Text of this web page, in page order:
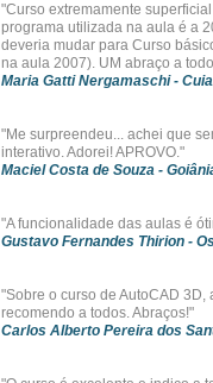
"Curso extremamente
programa utilizada na aula é a
deveria mudar para Curso
na aula 2007). UM abraço a
Maria Gatti Nergamaschi-
"Me surpreendeu... achei que
interativo. Adorei! APROVO."
Maciel Costa de Souza -
"A funcionalidade das aulas é
Gustavo Fernandes Thirion -
"Sobre o curso de AutoCAD
recomendo a todos. Abraços!"
Carlos Alberto Pereira dos